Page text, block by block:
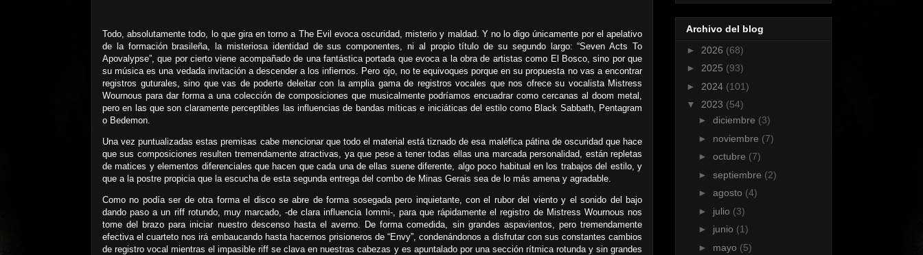
Todo, absolutamente todo, lo que gira en torno a The Evil evoca oscuridad, misterio y maldad. Y no lo digo únicamente por el apelativo
de la formación brasileña, la misteriosa identidad de sus componentes, ni al propio título de su segundo largo: “Seven Acts To
Apovalypse”, que por cierto viene acompañado de una fantástica portada que evoca a la obra de artistas como El Bosco, sino por que
su música es una vedada invitación a descender a los infiernos. Pero ojo, no te equivoques porque en su propuesta no vas a encontrar
registros guturales, sino que vas de poderte deleitar con la amplia gama de registros vocales que nos ofrece su vocalista Mistress
Wournous para dar forma a una colección de composiciones que musicalmente podríamos encuadrar como cercanas al doom metal,
pero en las que son claramente perceptibles las influencias de bandas míticas e iniciáticas del estilo como Black Sabbath, Pentagram
o Bedemon.
Una vez puntualizadas estas premisas cabe mencionar que todo el material está tiznado de esa maléfica pátina de oscuridad que hace
que sus composiciones resulten tremendamente atractivas, ya que pese a tener todas ellas una marcada personalidad, están repletas
de matices y elementos diferenciales que hacen que cada una de ellas suene diferente, algo poco habitual en los trabajos del estilo, y
que a la postre propicia que la escucha de esta segunda entrega del combo de Minas Gerais sea de lo más amena y agradable.
Como no podía ser de otra forma el disco se abre de forma sosegada pero inquietante, con el rubor del viento y el sonido del bajo
dando paso a un riff rotundo, muy marcado, -de clara influencia Iommi-, para que rápidamente el registro de Mistress Wournous nos
tome del brazo para iniciar nuestro descenso hasta el averno. De forma comedida, sin grandes aspavientos, pero tremendamente
efectiva el cuarteto nos irá embaucando hasta hacernos prisioneros de “Envy”, condenándonos a disfrutar con sus constantes cambios
de registro vocal mientras el impasible riff se clava en nuestras cabezas y es apuntalado por una sección rítmica rotunda y sin grandes
Archivo del blog
► 2026 (68)
► 2025 (93)
► 2024 (101)
▼ 2023 (54)
► diciembre (3)
► noviembre (7)
► octubre (7)
► septiembre (2)
► agosto (4)
► julio (3)
► junio (1)
► mayo (5)